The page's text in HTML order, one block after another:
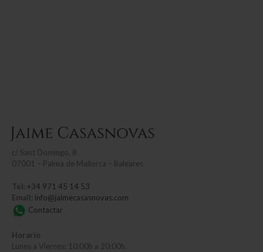
c/ Sant Domingo, 8
07001 – Palma de Mallorca – Baleares
Tel: +34 971 45 14 53
Email: info@jaimecasasnovas.com
Contactar
Horario
Lunes a Viernes: 10:00h a 20:00h.